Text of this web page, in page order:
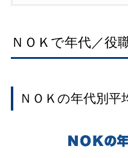
ＮＯＫで年代／役
ＮＯＫの年代別平